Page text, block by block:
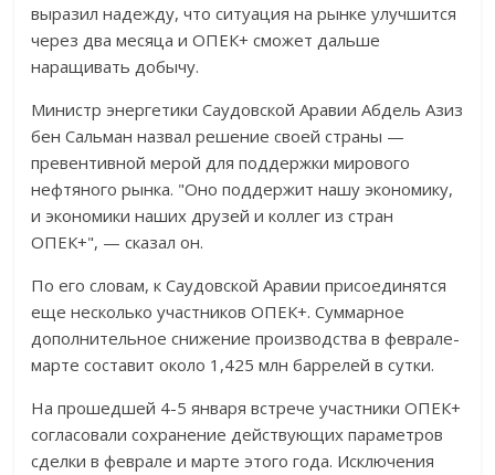
выразил надежду, что ситуация на рынке улучшится
через два месяца и ОПЕК+ сможет дальше
наращивать добычу.
Министр энергетики Саудовской Аравии Абдель Азиз
бен Сальман назвал решение своей страны —
превентивной мерой для поддержки мирового
нефтяного рынка. "Оно поддержит нашу экономику,
и экономики наших друзей и коллег из стран
ОПЕК+", — сказал он.
По его словам, к Саудовской Аравии присоединятся
еще несколько участников ОПЕК+. Суммарное
дополнительное снижение производства в феврале-
марте составит около 1,425 млн баррелей в сутки.
На прошедшей 4-5 января встрече участники ОПЕК+
согласовали сохранение действующих параметров
сделки в феврале и марте этого года. Исключения